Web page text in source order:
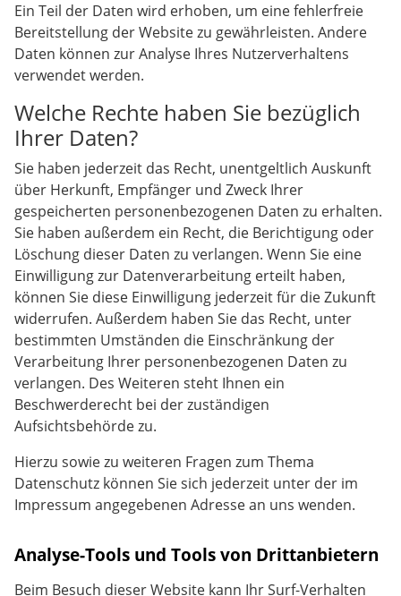
Ein Teil der Daten wird erhoben, um eine fehlerfreie
Bereitstellung der Website zu gewährleisten. Andere
Daten können zur Analyse Ihres Nutzerverhaltens
verwendet werden.
Welche Rechte haben Sie bezüglich
Ihrer Daten?
Sie haben jederzeit das Recht, unentgeltlich Auskunft
über Herkunft, Empfänger und Zweck Ihrer
gespeicherten personenbezogenen Daten zu erhalten.
Sie haben außerdem ein Recht, die Berichtigung oder
Löschung dieser Daten zu verlangen. Wenn Sie eine
Einwilligung zur Datenverarbeitung erteilt haben,
können Sie diese Einwilligung jederzeit für die Zukunft
widerrufen. Außerdem haben Sie das Recht, unter
bestimmten Umständen die Einschränkung der
Verarbeitung Ihrer personenbezogenen Daten zu
verlangen. Des Weiteren steht Ihnen ein
Beschwerderecht bei der zuständigen
Aufsichtsbehörde zu.
Hierzu sowie zu weiteren Fragen zum Thema
Datenschutz können Sie sich jederzeit unter der im
Impressum angegebenen Adresse an uns wenden.
Analyse-Tools und Tools von Dritt­anbietern
Beim Besuch dieser Website kann Ihr Surf-Verhalten